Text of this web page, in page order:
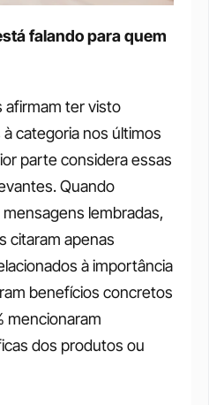
falando para quem
afirmam ter visto
categoria nos últimos
parte considera essas
Quando
lembradas,
citaram apenas
à importância
benefícios concretos
mencionaram
dos produtos ou